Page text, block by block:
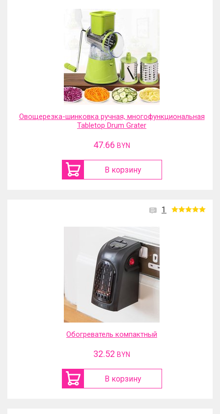
Овощерезка-шинковка ручная, многофункциональная
Tabletop Drum Grater
47.66 BYN
В корзину
1
Обогреватель компактный
32.52 BYN
В корзину